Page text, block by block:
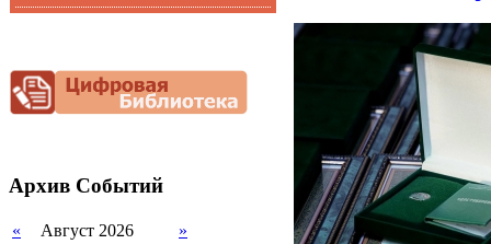
Снижение
документационной
нагрузки
Архив Событий
« Август 2026
»